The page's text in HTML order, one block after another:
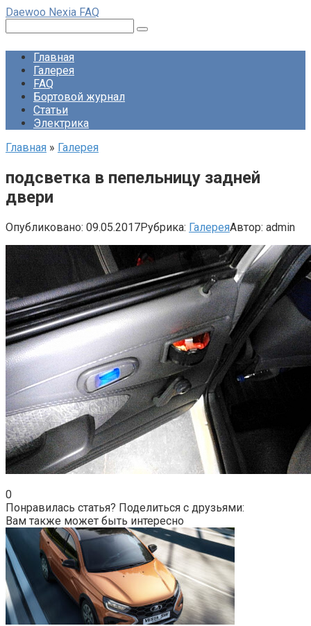
Перейти
контенту
Daewoo Nexia FAQ
Главная
Галерея
FAQ
Бортовой журнал
Статьи
Электрика
Главная » Галерея
подсветка в пепельницу задней
двери
Опубликовано: 09.05.2017Рубрика: ГалереяАвтор: admin
0
Понравилась статья? Поделиться с друзьями:
Вам также может быть интересно